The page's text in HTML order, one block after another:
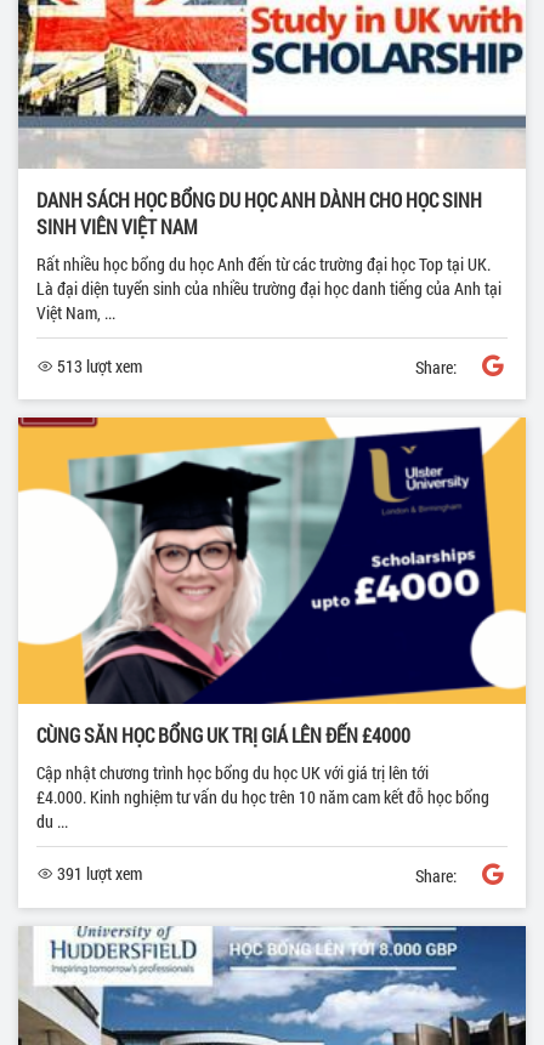
DANH SÁCH HỌC BỔNG DU HỌC ANH DÀNH CHO HỌC SINH
SINH VIÊN VIỆT NAM
Rất nhiều học bổng du học Anh đến từ các trường đại học Top tại UK.
Là đại diện tuyển sinh của nhiều trường đại học danh tiếng của Anh tại
Việt Nam, ...
513 lượt xem Share:
CÙNG SĂN HỌC BỔNG UK TRỊ GIÁ LÊN ĐẾN £4000
Cập nhật chương trình học bổng du học UK với giá trị lên tới
£4.000. Kinh nghiệm tư vấn du học trên 10 năm cam kết đỗ học bổng
du ...
391 lượt xem Share: